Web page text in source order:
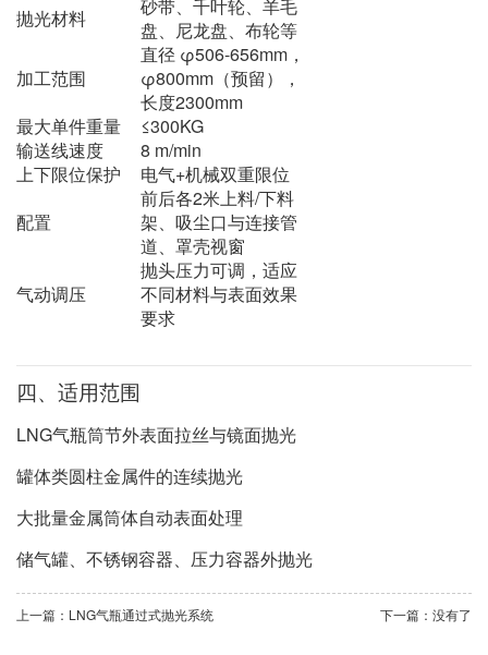
抛光材料
砂带、千叶轮、羊毛
盘、尼龙盘、布轮等
加工范围
直径 φ506-656mm，
φ800mm（预留），
长度2300mm
最大单件重量
≤300KG
输送线速度
8 m/min
上下限位保护
电气+机械双重限位
配置
前后各2米上料/下料
架、吸尘口与连接管
道、罩壳视窗
气动调压
抛头压力可调，适应
不同材料与表面效果
要求
四、适用范围
LNG气瓶筒节外表面拉丝与镜面抛光
罐体类圆柱金属件的连续抛光
大批量金属筒体自动表面处理
储气罐、不锈钢容器、压力容器外抛光
上一篇：LNG气瓶通过式抛光系统 下一篇：没有了